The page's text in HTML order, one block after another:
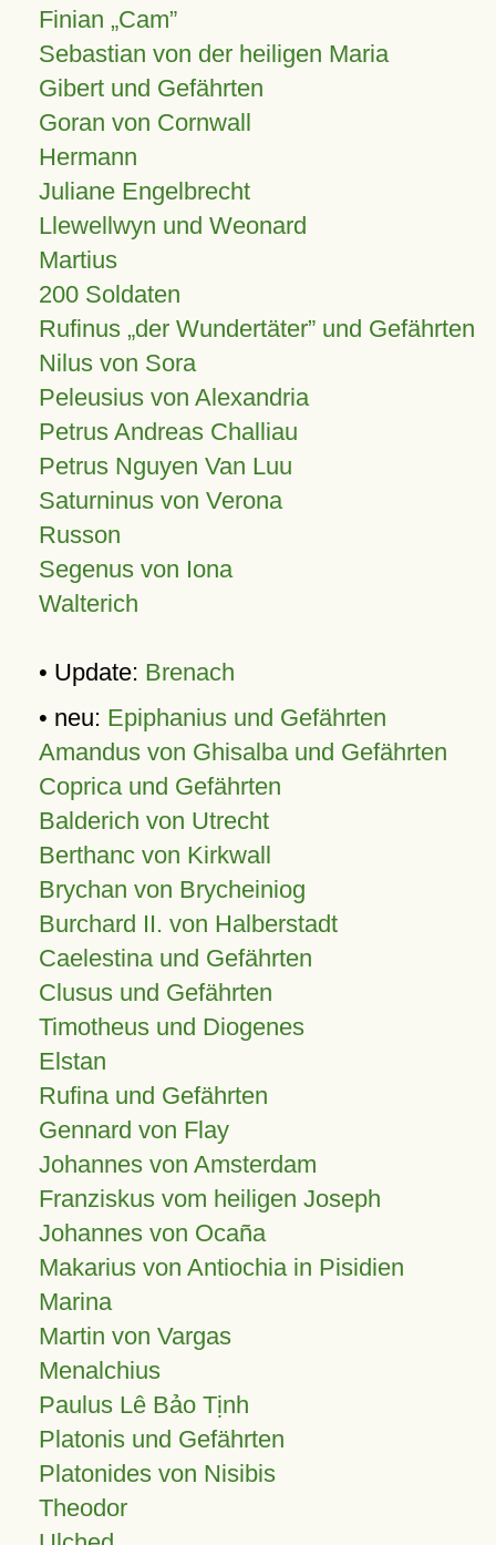
Finian Cam
Sebastian von der heiligen Maria
Gibert und Gefährten
Goran von Cornwall
Hermann
Juliane Engelbrecht
Llewellwyn und Weonard
Martius
200 Soldaten
Rufinus „der Wundertäter” und Gefährten
Nilus von Sora
Peleusius von Alexandria
Petrus Andreas Challiau
Petrus Nguyen Van Luu
Saturninus von Verona
Russon
Segenus von Iona
Walterich
• Update: Brenach
• neu: Epiphanius und Gefährten
Amandus von Ghisalba und Gefährten
Coprica und Gefährten
Balderich von Utrecht
Berthanc von Kirkwall
Brychan von Brycheiniog
Burchard II. von Halberstadt
Caelestina und Gefährten
Clusus und Gefährten
Timotheus und Diogenes
Elstan
Rufina und Gefährten
Gennard von Flay
Johannes von Amsterdam
Franziskus vom heiligen Joseph
Johannes von Ocaña
Makarius von Antiochia in Pisidien
Marina
Martin von Vargas
Menalchius
Paulus Lê Bảo Tịnh
Platonis und Gefährten
Platonides von Nisibis
Theodor